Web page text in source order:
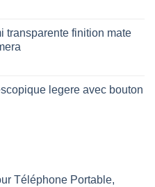
transparente finition mate
legere avec bouton
Téléphone Portable,